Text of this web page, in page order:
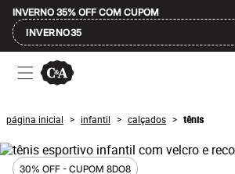
INVERNO 35% OFF COM CUPOM
INVERNO35
Ofertas
Compre por Departamento
Masculino
Infantil
Calçados
Mindse7
Plus Size
página inicial > infantil > calçados > tênis
30% OFF - CUPOM 8DO8